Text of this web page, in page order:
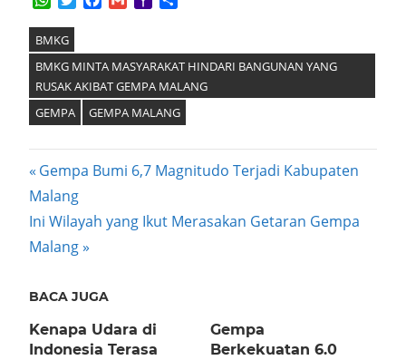
BMKG
BMKG MINTA MASYARAKAT HINDARI BANGUNAN YANG
RUSAK AKIBAT GEMPA MALANG
GEMPA
GEMPA MALANG
Post
navigation
Previous
Post:
Gempa Bumi 6,7 Magnitudo Terjadi Kabupaten
Malang
Next
Post:
Ini Wilayah yang Ikut Merasakan Getaran Gempa
Malang
BACA JUGA
Kenapa Udara di
Indonesia Terasa
Gempa
Berkekuatan 6.0